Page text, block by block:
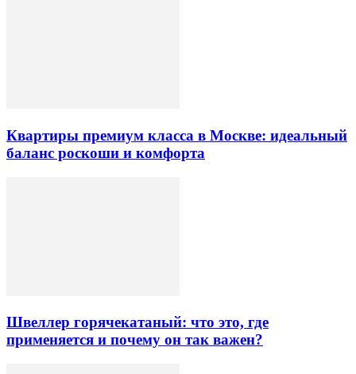
Квартиры премиум класса в Москве: идеальный
баланс роскоши и комфорта
Швеллер горячекатаный: что это, где
применяется и почему он так важен?